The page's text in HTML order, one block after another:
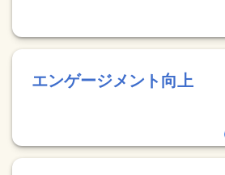
エンゲージメント向上